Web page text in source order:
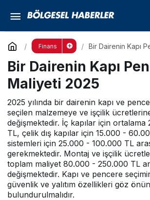
Finans
Bir Dairenin Kapı
Bir Dairenin Kapı
Maliyeti 2025
2025 yılında bir dairenin kapı ve
seçilen malzemeye ve işçilik
değişmektedir. İç kapılar için
TL, çelik dış kapılar için 15.000 -
sistemleri için 25.000 - 100.000 TL
gerekmektedir. Montaj ve işçilik
toplam maliyet 80.000 - 250.000 TL
değişmektedir. Kapı ve pencere
güvenlik ve yalıtım özellikleri göz
bulundurulmalıdır.
Bir Dairenin Kapı Pencere
Yorum Yap